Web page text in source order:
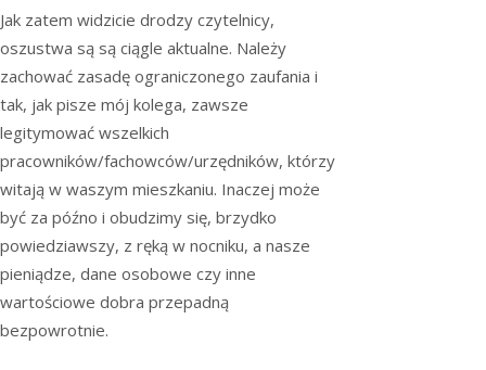
Jak zatem widzicie drodzy czytelnicy,
oszustwa są są ciągle aktualne. Należy
zachować zasadę ograniczonego zaufania i
tak, jak pisze mój kolega, zawsze
legitymować wszelkich
pracowników/fachowców/urzędników, którzy
witają w waszym mieszkaniu. Inaczej może
być za późno i obudzimy się, brzydko
powiedziawszy, z ręką w nocniku, a nasze
pieniądze, dane osobowe czy inne
wartościowe dobra przepadną
bezpowrotnie.